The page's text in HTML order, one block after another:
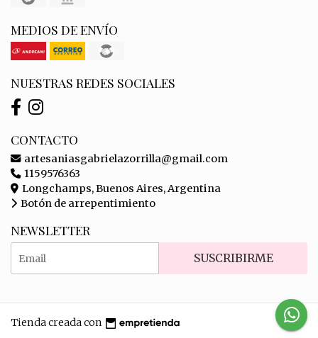
MEDIOS DE ENVÍO
NUESTRAS REDES SOCIALES
CONTACTO
artesaniasgabrielazorrilla@gmail.com
1159576363
Longchamps, Buenos Aires, Argentina
Botón de arrepentimiento
NEWSLETTER
SUSCRIBIRME
Tienda creada con